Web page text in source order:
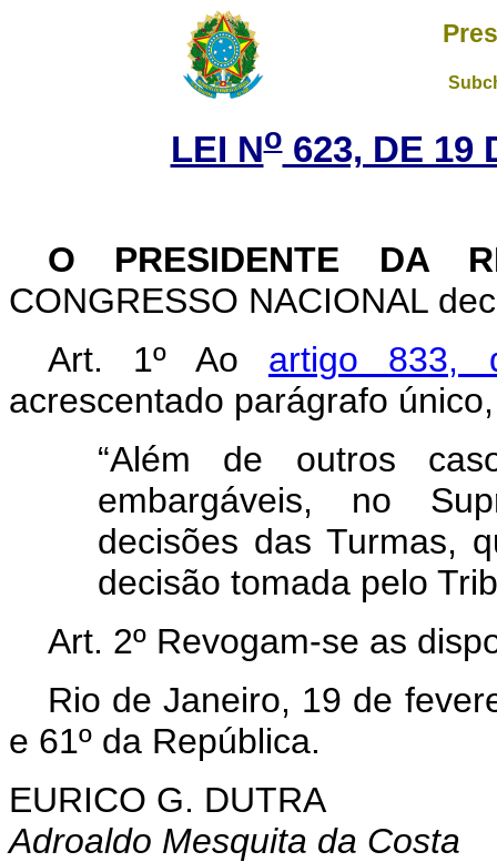
LEI No623, DE 19
O PRESIDENTE DA
CONGRESSO NACIONAL
Art. 1º Ao artigo 833,
acrescentado parágrafo
“Além de outros
embargáveis, no
decisões das Turmas,
decisão tomada pelo
Art. 2º Revogam-se as
Rio de Janeiro, 19 de
e 61º da República.
EURICO G. DUTRA
Adroaldo Mesquita da Costa